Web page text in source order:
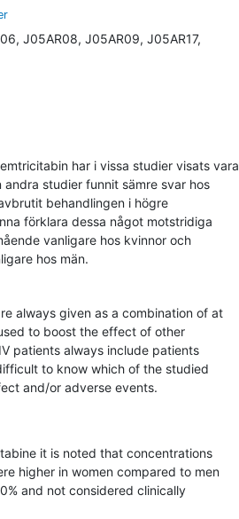
J05AR08, J05AR09, J05AR17,
har i vissa studier visats vara
studier funnit sämre svar hos
behandlingen i högre
förklara dessa något motstridiga
vanligare hos kvinnor och
hos män.
always given as a combination of at
to boost the effect of other
patients always include patients
to know which of the studied
and/or adverse events.
it is noted that concentrations
higher in women compared to men
and not considered clinically